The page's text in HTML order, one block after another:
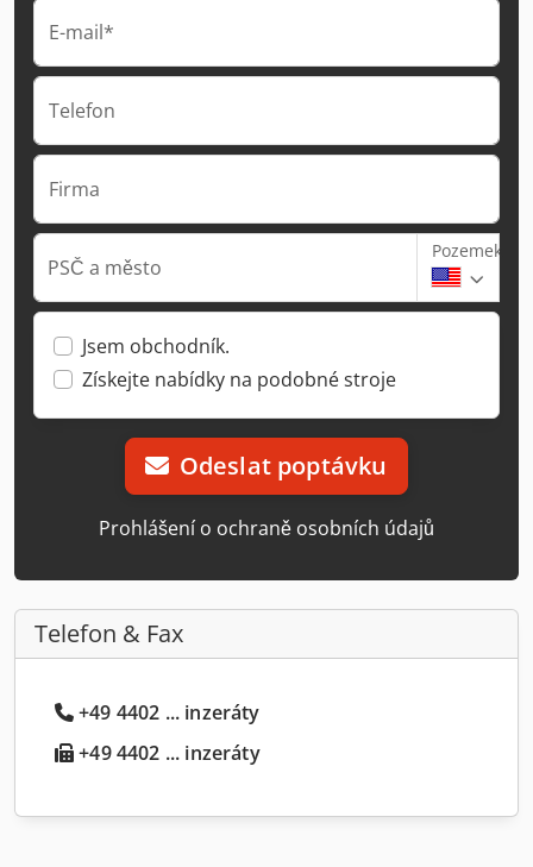
E-mail*
Telefon
Firma
PSČ a město
Pozemek
Jsem obchodník.
Získejte nabídky na podobné stroje
Odeslat poptávku
Prohlášení o ochraně osobních údajů
Telefon & Fax
+49 4402 ... inzeráty
+49 4402 ... inzeráty